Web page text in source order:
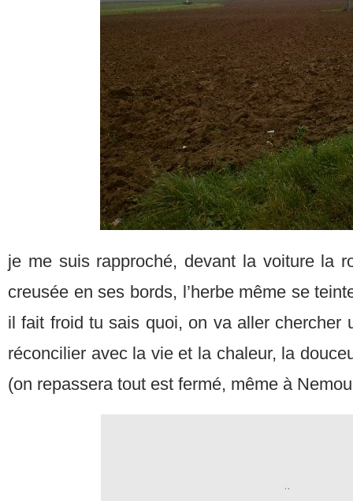
je me suis rapproché, devant la voiture la
creusée en ses bords, l’herbe même se
il fait froid tu sais quoi, on va aller chercher
réconcilier avec la vie et la chaleur, la
(on repassera tout est fermé, même à